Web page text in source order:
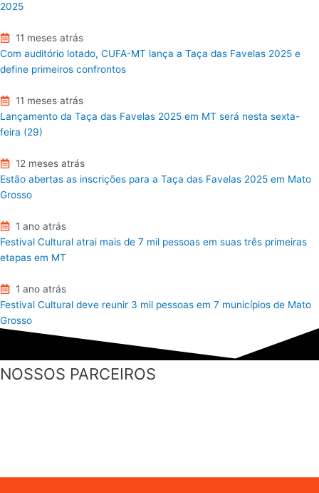
2025
11 meses atrás
Com auditório lotado, CUFA-MT lança a Taça das Favelas 2025 e
define primeiros confrontos
11 meses atrás
Lançamento da Taça das Favelas 2025 em MT será nesta sexta-
feira (29)
12 meses atrás
Estão abertas as inscrições para a Taça das Favelas 2025 em Mato
Grosso
1 ano atrás
Festival Cultural atrai mais de 7 mil pessoas em suas três primeiras
etapas em MT
1 ano atrás
Festival Cultural deve reunir 3 mil pessoas em 7 municípios de Mato
Grosso
NOSSOS PARCEIROS